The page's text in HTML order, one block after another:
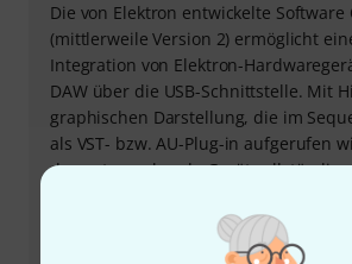
Die von Elektron entwickelte Software
(mittlerweile Version 2) ermöglicht
Integration von Elektron-
DAW über die USB-Schnittstelle. Mit
graphischen Darstellung, die im
als VST- bzw. AU-Plug-in aufgerufen
das entsprechende Gerät vollständig
Multi-Channel-Stream aller
Fall von Syntakt sind das 12 parallele